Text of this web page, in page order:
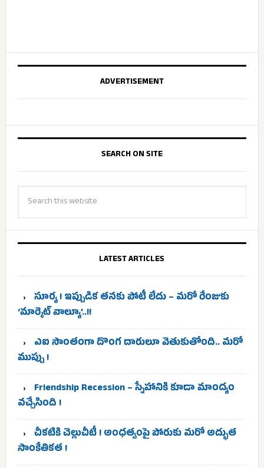
ADVERTISEMENT
SEARCH ON SITE
LATEST ARTICLES
సూర్య ! ఇప్పుడిక తనకు పోటీ లేదు – మరో రేంజుకు
‘మార్కెట్ వాల్యూ’..!!
ఎఐ సొంతంగా దొంగ దారులూ వెతుకుతోంది.. మరో
ముప్పు !
Friendship Recession – స్నేహానికి కూడా మాంద్యం
వచ్చేసింది !
చీకటికి చెల్లుచీటీ ! అంధత్వంపై పోరుకు మరో అద్భుత
సాంకేతికత !